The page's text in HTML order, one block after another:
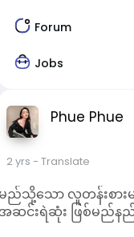
Forum
Jobs
Phue Phue
2 yrs - Translate
ည်သို့သော လူတန်းစား
ဆင်းရဲဆုံး ဖြစ်မည်နည်